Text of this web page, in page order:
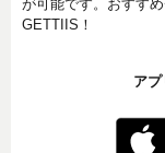
が可能です。おすす
GETTIIS！
ア